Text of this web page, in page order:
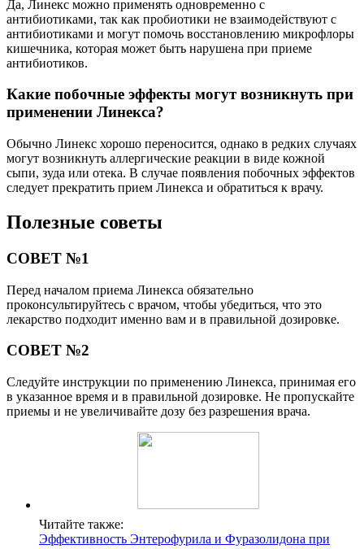
Да, Линекс можно применять одновременно с
антибиотиками, так как пробиотики не взаимодействуют с
антибиотиками и могут помочь восстановлению микрофлоры
кишечника, которая может быть нарушена при приеме
антибиотиков.
Какие побочные эффекты могут возникнуть при
применении Линекса?
Обычно Линекс хорошо переносится, однако в редких случаях
могут возникнуть аллергические реакции в виде кожной
сыпи, зуда или отека. В случае появления побочных эффектов
следует прекратить прием Линекса и обратиться к врачу.
Полезные советы
СОВЕТ №1
Перед началом приема Линекса обязательно
проконсультируйтесь с врачом, чтобы убедиться, что это
лекарство подходит именно вам и в правильной дозировке.
СОВЕТ №2
Следуйте инструкции по применению Линекса, принимая его
в указанное время и в правильной дозировке. Не пропускайте
приемы и не увеличивайте дозу без разрешения врача.
Читайте также:
Эффективность Энтерофурила и Фуразолидона при